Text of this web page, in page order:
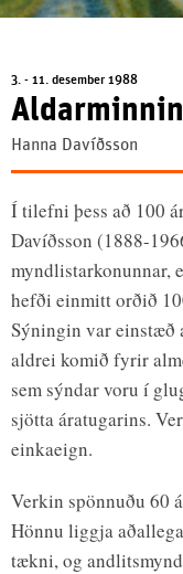
3. - 11. desember 1988
Hanna Davíðsson
Í tilefni þess að 100
Davíðsson (1888-
myndlistarkonunnar,
hefði einmitt orðið
Sýningin var einstæð
aldrei komið fyrir
sem sýndar voru í
sjötta áratugarins.
einkaeign.
Verkin spönnuðu 60
Hönnu liggja
tækni, og